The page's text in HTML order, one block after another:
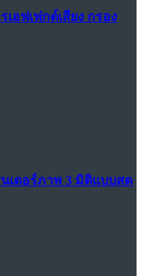
เอฟเฟกต์เสียง กรอง
นเดอร์ภาพ 3 มิติแบบสด